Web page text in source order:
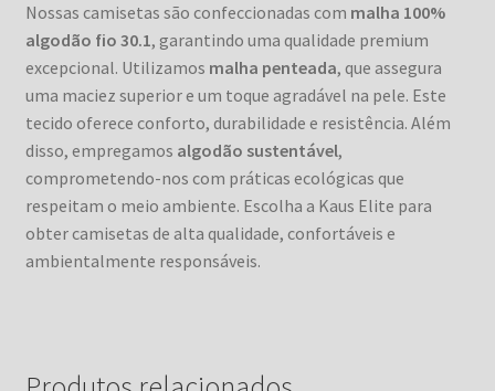
Nossas camisetas são confeccionadas com malha 100%
algodão fio 30.1, garantindo uma qualidade premium
excepcional. Utilizamos malha penteada, que assegura
uma maciez superior e um toque agradável na pele. Este
tecido oferece conforto, durabilidade e resistência. Além
disso, empregamos algodão sustentável,
comprometendo-nos com práticas ecológicas que
respeitam o meio ambiente. Escolha a Kaus Elite para
obter camisetas de alta qualidade, confortáveis e
ambientalmente responsáveis.